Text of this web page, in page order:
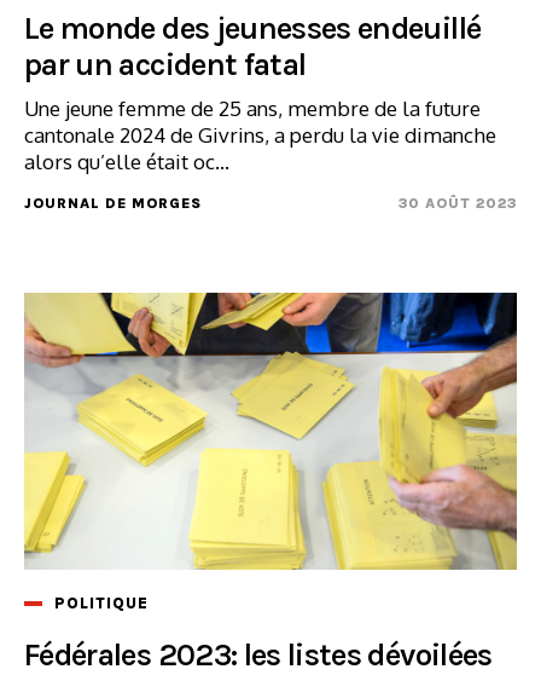
Le monde des jeunesses endeuillé
par un accident fatal
Une jeune femme de 25 ans, membre de la future
cantonale 2024 de Givrins, a perdu la vie dimanche
alors qu’elle était oc...
JOURNAL DE MORGES 30 AOÛT 2023
POLITIQUE
Fédérales 2023: les listes dévoilées